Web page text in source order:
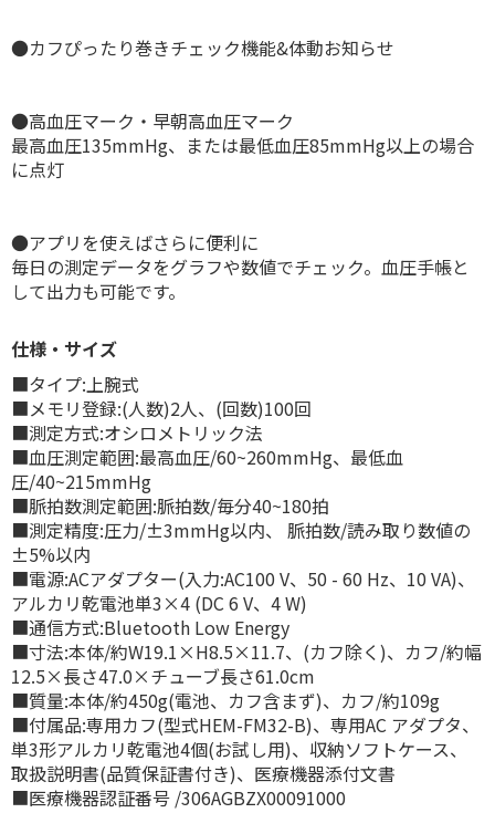
●カフぴったり巻きチェック機能&体動お知らせ
●高血圧マーク・早朝高血圧マーク
最高血圧135mmHg、または最低血圧85mmHg以上の場合
に点灯
●アプリを使えばさらに便利に
毎日の測定データをグラフや数値でチェック。血圧手帳と
して出力も可能です。
仕様・サイズ
■タイプ:上腕式
■メモリ登録:(人数)2人、(回数)100回
■測定方式:オシロメトリック法
■血圧測定範囲:最高血圧/60~260mmHg、最低血
圧/40~215mmHg
■脈拍数測定範囲:脈拍数/毎分40~180拍
■測定精度:圧力/±3mmHg以内、 脈拍数/読み取り数値の
±5%以内
■電源:ACアダプター(入力:AC100 V、50 - 60 Hz、10 VA)、
アルカリ乾電池単3×4 (DC 6 V、4 W)
■通信方式:Bluetooth Low Energy
■寸法:本体/約W19.1×H8.5×11.7、(カフ除く)、カフ/約幅
12.5×長さ47.0×チューブ長さ61.0cm
■質量:本体/約450g(電池、カフ含まず)、カフ/約109g
■付属品:専用カフ(型式HEM-FM32-B)、専用AC アダプタ、
単3形アルカリ乾電池4個(お試し用)、収納ソフトケース、
取扱説明書(品質保証書付き)、医療機器添付文書
■医療機器認証番号 /306AGBZX00091000